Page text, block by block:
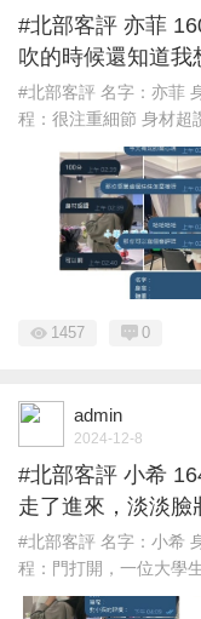
#北部客評 亦菲
吹的時候還知道我
#北部客評 名字：亦菲
程：很注重細節 身材超
1457 0
admin
2024-12-8
#北部客評 小希
走了進來，淡淡臉
#北部客評 名字：小希
程：門打開，一位大學